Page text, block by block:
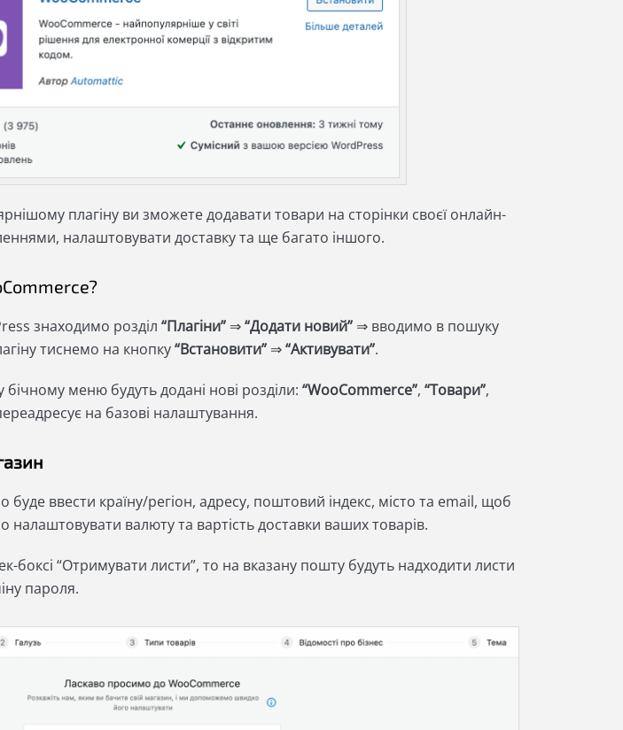
плагіну ви зможете додавати товари на сторінки своєї онлайн-
налаштовувати доставку та ще багато іншого.
знаходимо розділ“Плагіни” ⇒“Додати новий” ⇒ вводимо в пошуку
тиснемо на кнопку“Встановити” ⇒“Активувати”.
бічному меню будуть додані нові розділи:“WooCommerce”, “Товари”,
на базові налаштування.
ввести країну/регіон, адресу, поштовий індекс, місто та email, щоб
валюту та вартість доставки ваших товарів.
боксі “Отримувати листи”, то на вказану пошту будуть надходити листи
пароля.